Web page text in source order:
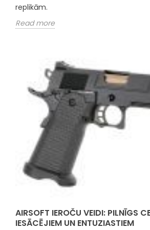
replikām.
Read more
AIRSOFT IEROČU VEIDI: PILNĪGS
IESĀCĒJIEM UN ENTUZIASTIEM